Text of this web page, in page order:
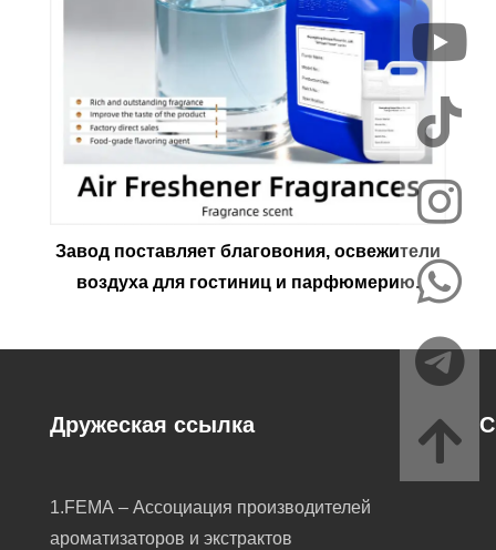
Завод поставляет благовония, освежители
воздуха для гостиниц и парфюмерию.
Дружеская ссылка
1.FEMA – Ассоциация производителей
ароматизаторов и экстрактов